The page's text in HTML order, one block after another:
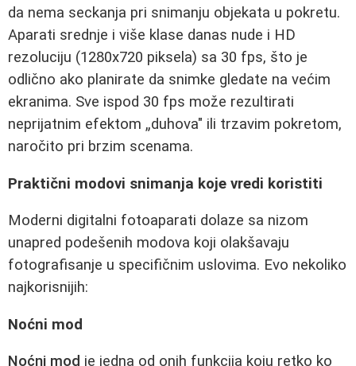
da nema seckanja pri snimanju objekata u pokretu.
Aparati srednje i više klase danas nude i HD
rezoluciju (1280x720 piksela) sa 30 fps, što je
odlično ako planirate da snimke gledate na većim
ekranima. Sve ispod 30 fps može rezultirati
neprijatnim efektom „duhova" ili trzavim pokretom,
naročito pri brzim scenama.
Praktični modovi snimanja koje vredi koristiti
Moderni digitalni fotoaparati dolaze sa nizom
unapred podešenih modova koji olakšavaju
fotografisanje u specifičnim uslovima. Evo nekoliko
najkorisnijih:
Noćni mod
Noćni mod je jedna od onih funkcija koju retko ko